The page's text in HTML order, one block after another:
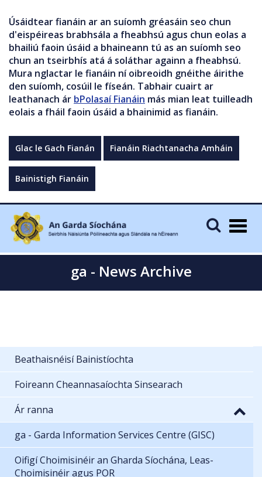
Úsáidtear fianáin ar an suíomh gréasáin seo chun
d'eispéireas brabhsála a fheabhsú agus chun eolas a
bhailiú faoin úsáid a bhaineann tú as an suíomh seo
chun an tseirbhís atá á soláthar againn a fheabhsú.
Mura nglactar le fianáin ní oibreoidh gnéithe áirithe
den suíomh, cosúil le físeán. Tabhair cuairt ar
leathanach ár bPolasaí Fianáin más mian leat tuilleadh
eolais a fháil faoin úsáid a bhainimid as fianáin.
Glac le Gach Fianán Fianáin Riachtanacha Amháin
Bainistigh Fianáin
ga - News Archive
Beathaisnéisí Bainistíochta
Foireann Cheannasaíochta Sinsearach
Ár ranna
ga - Garda Information Services Centre (GISC)
Oifigí Choimisinéir an Gharda Síochána, Leas-
Choimisinéir agus POR